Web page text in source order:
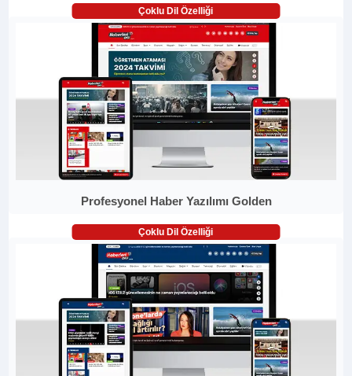
Çoklu Dil Özelliği
Profesyonel Haber Yazılımı Golden
Çoklu Dil Özelliği